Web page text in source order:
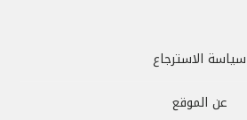
سياسة الاسترجاع
عن الموقع